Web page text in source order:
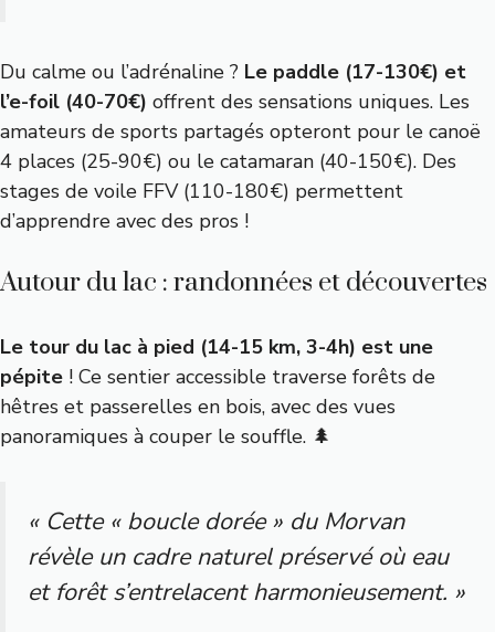
Du calme ou l’adrénaline ? Le paddle (17-130€) et
l’e-foil (40-70€) offrent des sensations uniques. Les
amateurs de sports partagés opteront pour le canoë
4 places (25-90€) ou le catamaran (40-150€). Des
stages de voile FFV (110-180€) permettent
d’apprendre avec des pros !
Autour du lac : randonnées et découvertes
Le tour du lac à pied (14-15 km, 3-4h) est une
pépite ! Ce sentier accessible traverse forêts de
hêtres et passerelles en bois, avec des vues
panoramiques à couper le souffle. 🌲
« Cette « boucle dorée » du Morvan
révèle un cadre naturel préservé où eau
et forêt s’entrelacent harmonieusement. »